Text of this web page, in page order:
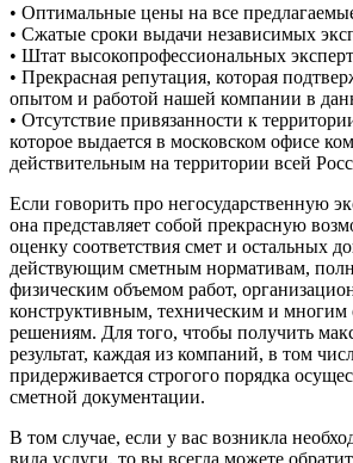
• Оптимальные цены на все
• Сжатые сроки выдачи независимых
• Штат высокопрофессиональных
• Прекрасная репутация, которая
опытом и работой нашей компании в
• Отсутствие привязанности к
которое выдается в московском офисе
действительным на территории всей
Если говорить про негосударственную
она представляет собой прекрасную
оценку соответствия смет и остальных
действующим сметным нормативам,
физическим объемом работ,
конструктивным, техническим и многим
решениям. Для того, чтобы получить
результат, каждая из компаний, в том
придерживается строгого порядка
сметной документации.
В том случае, если у вас возникла
вида услуги, то вы всегда можете